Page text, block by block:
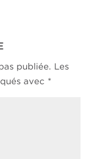
publiée.
Les
avec *